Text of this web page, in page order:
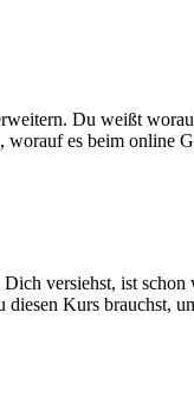
Du weißt
es beim
versiehst, ist
Kurs brauchst,